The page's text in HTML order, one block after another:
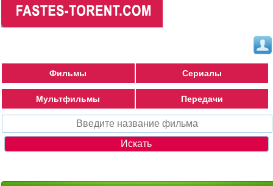
Фильмы Сериалы
Мультфильмы Передачи